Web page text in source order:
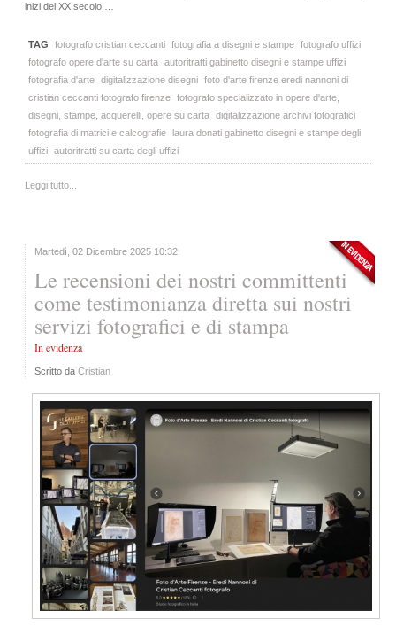
inizi del XX secolo,…
TAG fotografo cristian ceccanti fotografia a disegni e stampe fotografo uffizi
fotografo opere d'arte su carta autoritratti gabinetto disegni e stampe uffizi
fotografia d'arte digitalizzazione disegni foto d'arte firenze eredi nannoni di
cristian ceccanti fotografo firenze fotografo specializzato in opere d'arte,
disegni, stampe, acquerelli, opere su carta digitalizzazione archivi fotografici
fotografia di matrici e calcografie laura donati gabinetto disegni e stampe degli
uffizi autoritratti su carta degli uffizi
Leggi tutto...
Martedì, 02 Dicembre 2025 10:32
Le recensioni dei nostri committenti
come testimonianza diretta sui nostri
servizi fotografici e di stampa
In evidenza
Scritto da Cristian